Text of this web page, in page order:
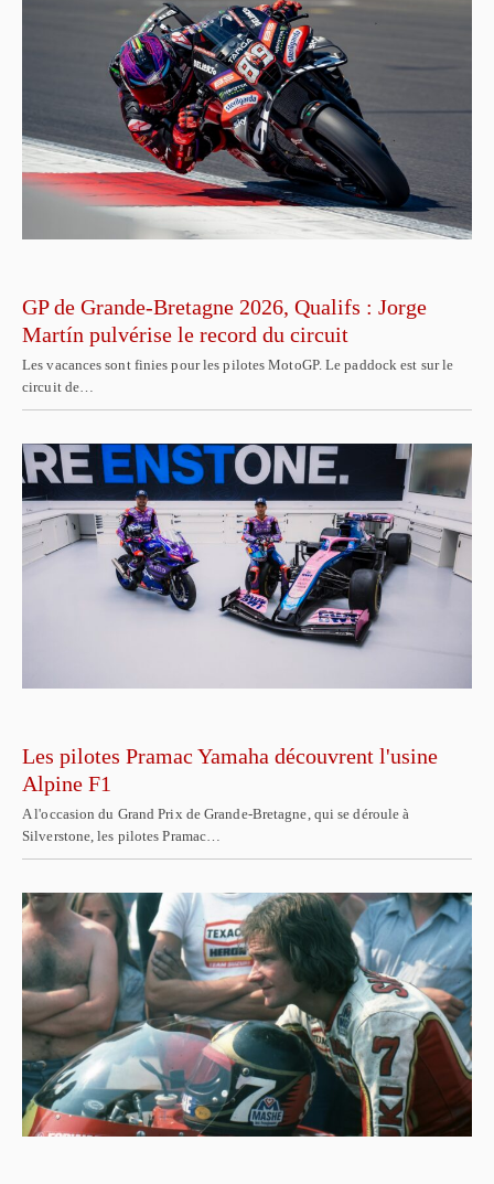
GP de Grande-Bretagne 2026, Qualifs : Jorge
Martín pulvérise le record du circuit
Les vacances sont finies pour les pilotes MotoGP. Le paddock est sur le
circuit de…
Les pilotes Pramac Yamaha découvrent l'usine
Alpine F1
A l'occasion du Grand Prix de Grande-Bretagne, qui se déroule à
Silverstone, les pilotes Pramac…